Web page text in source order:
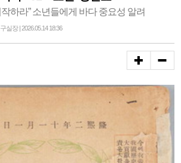
하라” 소년들에게 바다 중요성 알려
실장 | 2026.05.14 18:36